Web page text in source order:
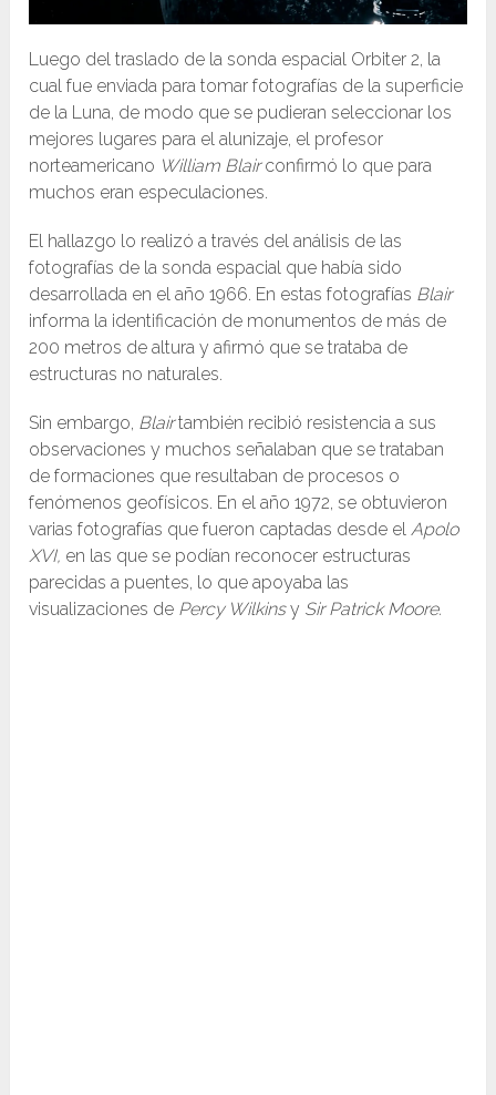
Luego del traslado de la sonda espacial Orbiter 2, la
cual fue enviada para tomar fotografías de la superficie
de la Luna, de modo que se pudieran seleccionar los
mejores lugares para el alunizaje, el profesor
norteamericano William Blairconfirmó lo que para
muchos eran especulaciones.
El hallazgo lo realizó a través del análisis de las
fotografías de la sonda espacial que había sido
desarrollada en el año 1966. En estas fotografías Blair
informa la identificación de monumentos de más de
200 metros de altura y afirmó que se trataba de
estructuras no naturales.
Sin embargo, Blairtambién recibió resistencia a sus
observaciones y muchos señalaban que se trataban
de formaciones que resultaban de procesos o
fenómenos geofísicos. En el año 1972, se obtuvieron
varias fotografías que fueron captadas desde elApolo
XVI, en las que se podían reconocer estructuras
parecidas a puentes, lo que apoyaba las
visualizaciones de Percy Wilkinsy Sir Patrick Moore.